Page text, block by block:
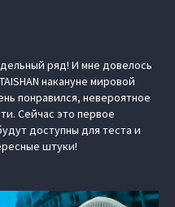
ряд! И мне довелось
накануне мировой
понравился, невероятное
Сейчас это первое
доступны для теста и
штуки!